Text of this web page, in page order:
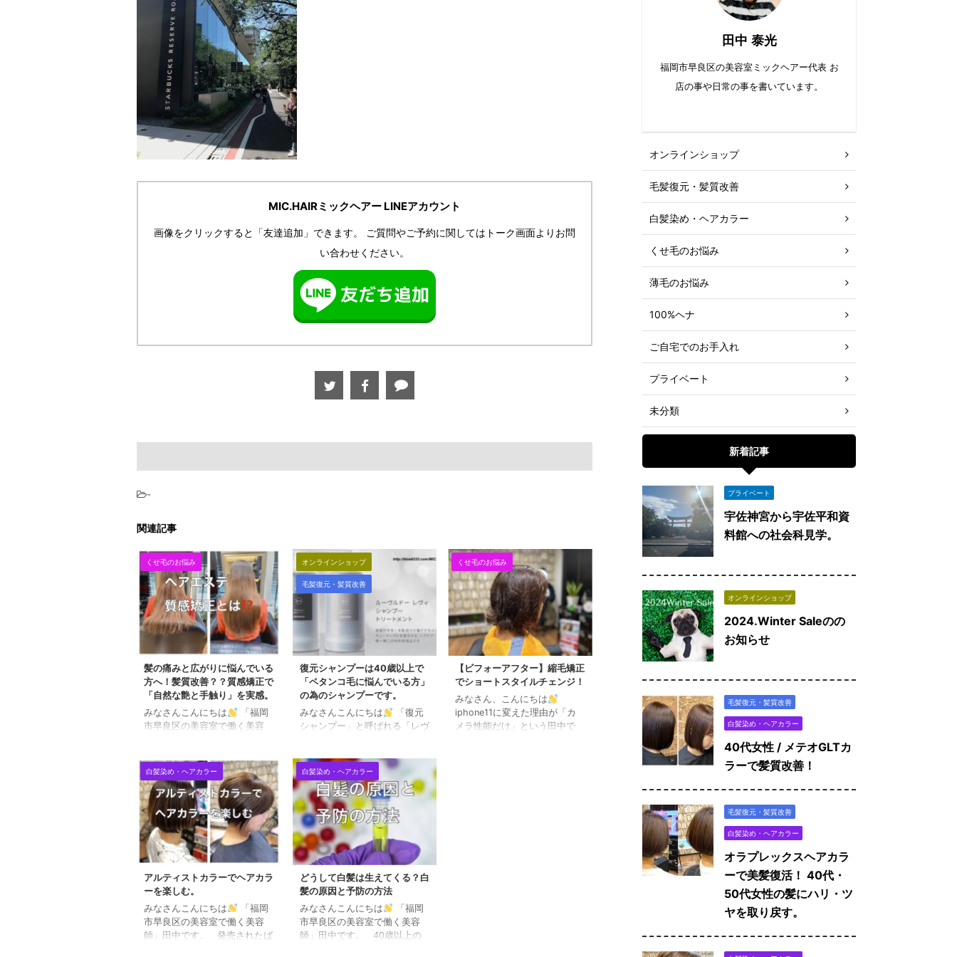
MIC.HAIRミックヘアー LINEアカウント
画像をクリックすると「友達追加」できます。
ご質問やご予約に関してはトーク画面よりお問
い合わせください。
-
関連記事
くせ毛のお悩み
髪の痛みと広がりに悩んでいる
方へ！髪質改善？？質感矯正で
「自然な艶と手触り」を実感。
みなさんこんにちは
「福岡
市早良区の美容室で働く美容
ごくダメージして見えたり、年
に何回かのヘアカラーでも凄く
痛んで見えてきたりそんな方も
おられます。 髪の毛が痛んで
見える原因 まず大きな原因の
一つが、もともとのキューティ
クルが薄いということです。
キューティクルというのは髪の
毛の表面の鱗状したものです。
海苔巻きに例えれば「海苔」の
部分です。 もともと「海苔」
の部分が厚い人、薄い人がいる
んですね。個性です。 海苔
（キュ ...
オンラインショップ
毛髪復元・髪質改善
復元シャンプーは40歳以上で
「ペタンコ毛に悩んでいる方」
の為のシャンプーです。
みなさんこんにちは
「復元
シャンプー」と呼ばれる「レヴ
自分も使用していますし、沢山
のお客さんにもご愛用いただい
ているヘアケア剤です。 復元
シャンプーは40歳以上で「ペ
タンコ毛に悩んでいる方」の為
のシャンプーです。 こんなお
悩みの方には効果絶大！ 髪の
毛が薄く感じる。 トップにボ
リュームをだす為にパーマをか
けている。 髪に艶がない。 髪
にパサつく、弱々しい。 復元
剤で「本当に髪をよくする」ス
テップ解説 step1皮膜などを除
去し素髪に ...
くせ毛のお悩み
【ビフォーアフター】縮毛矯正
でショートスタイルチェンジ！
みなさん、こんにちは
iphone11に変えた理由が「カ
メラ性能だけ」という田中で
白髪染め・ヘアカラー
アルティストカラーでヘアカラ
ーを楽しむ。
みなさんこんにちは
「福岡
市早良区の美容室で働く美容
師」田中です。 発売されたば
白髪染め・ヘアカラー
どうして白髪は生えてくる？白
髪の原因と予防の方法
みなさんこんにちは
「福岡
市早良区の美容室で働く美容
師」田中です。 40歳以上の
田中 泰光
福岡市早良区の美容室ミックヘアー代表 お
店の事や日常の事を書いています。
オンラインショップ
毛髪復元・髪質改善
白髪染め・ヘアカラー
くせ毛のお悩み
薄毛のお悩み
100%ヘナ
ご自宅でのお手入れ
プライベート
未分類
新着記事
プライベート
宇佐神宮から宇佐平和資
料館への社会科見学。
オンラインショップ
2024.Winter Saleのの
お知らせ
毛髪復元・髪質改善
白髪染め・ヘアカラー
40代女性 / メテオGLTカ
ラーで髪質改善！
毛髪復元・髪質改善
白髪染め・ヘアカラー
オラプレックスヘアカラ
ーで美髪復活！ 40代・
50代女性の髪にハリ・ツ
ヤを取り戻す。